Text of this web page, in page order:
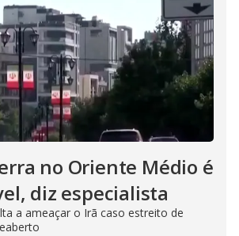
no Oriente Médio é
diz especialista
a ameaçar o Irã caso estreito de